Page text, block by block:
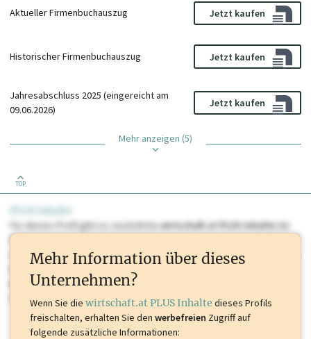
Aktueller Firmenbuchauszug Jetzt kaufen
Historischer Firmenbuchauszug Jetzt kaufen
Jahresabschluss 2025 (eingereicht am
09.06.2026)
Jetzt kaufen
Mehr anzeigen (5)
TOP
PLUS Inhalte
Für dieses Profil gibt es zusätzlichewirtschaft.at PLUS Inhaltedie
Sie momentan nicht einsehen können. Schalten Sie dieses Profil frei
oder loggen Sie sich ein um diese Inhalte zu sehen. wirtschaft.at PLUS
Marken, Patente, Rechtstatsachen, OTS-Aussendungen, und viele
mehr.
Mehr Information über dieses
Unternehmen?
Wenn Sie die wirtschaft.at PLUS Inhalte dieses Profils
freischalten, erhalten Sie den werbefreien Zugriff auf
folgende zusätzliche Informationen: